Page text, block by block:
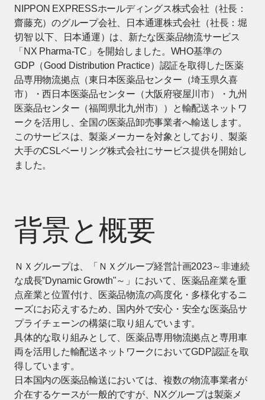
NIPPON EXPRESSホールディングス株式会社（社長：
齋藤充）のグループ会社、日本通運株式会社（社長：堀
切智 以下、日本通運）は、新たな医薬品物流サービス
「NX Pharma-TC」を開始しました。WHO基準の
GDP（Good Distribution Practice）認証を取得した医薬
品専用物流拠点（東日本医薬品センター（埼玉県久喜
市）・西日本医薬品センター（大阪府寝屋川市）・九州
医薬品センター（福岡県北九州市））と輸配送ネットワ
ークを活用し、全国の医薬品卸売事業者へ輸送します。
このサービスは、製薬メーカーを対象としており、製薬
大手のCSLベーリング株式会社にサービス提供を開始し
ました。
背景と概要
ＮＸグループは、「ＮＸグループ経営計画2023～非連続
な成長‟Dynamic Growth"～」において、医薬品産業を重
点産業と位置付け、医薬品物流の高度化・多様化するニ
ーズにお応えするため、国内外で安心・安全な医薬品サ
プライチェーンの構築に取り組んでいます。
具体的な取り組みとして、医薬品専用物流拠点と専用車
両を活用した輸配送ネットワークにおいてGDP認証を取
得しています。
日本国内の医薬品輸送においては、複数の物流事業者が
介在するケースが一般的ですが、NXグループは製薬メ